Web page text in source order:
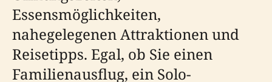
Essensmöglichkeiten,
nahegelegenen Attraktionen und
Reisetipps. Egal, ob Sie einen
Familienausflug, ein Solo-